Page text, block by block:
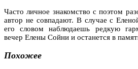
Часто личное знакомство с поэтом
автор не совпадают. В случае с
его словом наблюдаешь редкую
вечер Елены Сойни и останется в
Похожее